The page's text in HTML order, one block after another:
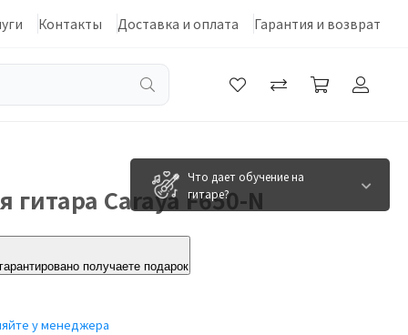
Контакты Доставка и оплата Гарантия и возврат
Что дает обучение на
гитаре?
гитара Caraya F650-N
получаете подарок
у менеджера